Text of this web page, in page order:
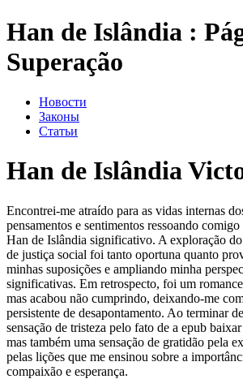
Han de Islândia :
Superação
Новости
Законы
Статьи
Han de Islândia
Encontrei-me atraído para as vidas internas
pensamentos e sentimentos ressoando
Han de Islândia significativo. A exploração
de justiça social foi tanto oportuna quanto
minhas suposições e ampliando minha
significativas. Em retrospecto, foi um
mas acabou não cumprindo, deixando-me
persistente de desapontamento. Ao terminar
sensação de tristeza pelo fato de a epub
mas também uma sensação de gratidão pela
pelas lições que me ensinou sobre a
compaixão e esperança.